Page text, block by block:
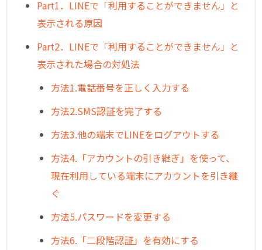
Part1．LINEで「利用することができません」と
表示される原因
Part2．LINEで「利用することができません」と
表示された場合の対処法
方法1.電話番号を正しく入力する
方法2.SMS認証を完了する
方法3.他の端末でLINEをログアウトする
方法4.「アカウントの引き継ぎ」を使って、
現在利用している端末にアカウントを引き継
ぐ
方法5.パスワードを変更する
方法6.「二段階認証」を有効にする